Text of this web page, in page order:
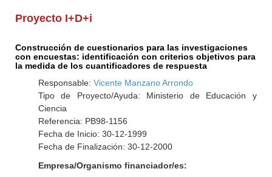
Proyecto I+D+i
Construcción de cuestionarios para las investigaciones
con encuestas: identificación con criterios objetivos para
la medida de los cuantificadores de respuesta
Responsable: Vicente Manzano Arrondo
Tipo de Proyecto/Ayuda: Ministerio de Educación y
Ciencia
Referencia: PB98-1156
Fecha de Inicio: 30-12-1999
Fecha de Finalización: 30-12-2000
Empresa/Organismo financiador/es: